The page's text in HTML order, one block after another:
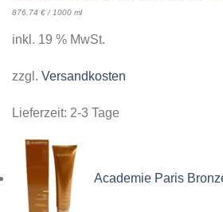
876,74 € / 1000 ml
inkl. 19 % MwSt.
zzgl. Versandkosten
Lieferzeit: 2-3 Tage
Academie Paris